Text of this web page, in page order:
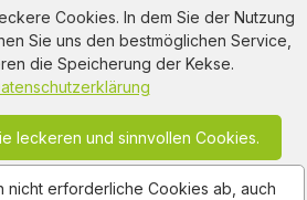
Cookies. In dem Sie der Nutzung
Sie uns den bestmöglichen Service,
die Speicherung der Kekse.
leckeren und sinnvollen Cookies.
nicht erforderliche Cookies ab, auch